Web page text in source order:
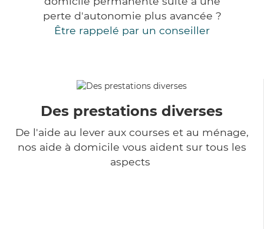
perte d'autonomie plus avancée ?
Être rappelé par un conseiller
Des prestations diverses
De l'aide au lever aux courses et au ménage,
nos aide à domicile vous aident sur tous les
aspects